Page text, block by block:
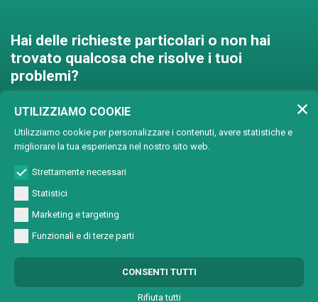
Hai delle richieste particolari o non hai
trovato qualcosa che risolve i tuoi
problemi?
Contattaci e troveremo una
soluzione insieme!
Soluzioni personalizzate
commercio 72563 C.C.I.A.A. PN REA PN-72563 - Capitale sociale € 93600,00 CF/
Part. IVA 0137723093
UTILIZZIAMO COOKIE
Utilizziamo cookie per personalizzare i contenuti, avere statistiche e
migliorare la tua esperienza nel nostro sito web.
Strettamente necessari
Statistici
Marketing e targeting
Funzionali e di terze parti
CONSENTI TUTTI
Rifiuta tutti